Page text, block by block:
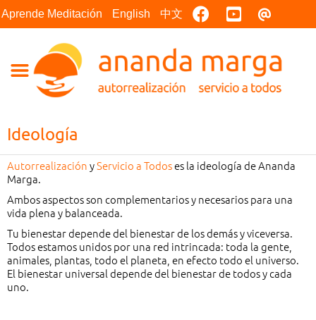
Aprende Meditación English 中文 FacebookYoutube
Ideología
AutorrealizaciónyServicio a Todoses la ideología de Ananda
Marga.
Ambos aspectos son complementarios y necesarios para una
vida plena y balanceada.
Tu bienestar depende del bienestar de los demás y viceversa.
Todos estamos unidos por una red intrincada: toda la gente,
animales, plantas, todo el planeta, en efecto todo el universo.
El bienestar universal depende del bienestar de todos y cada
uno.